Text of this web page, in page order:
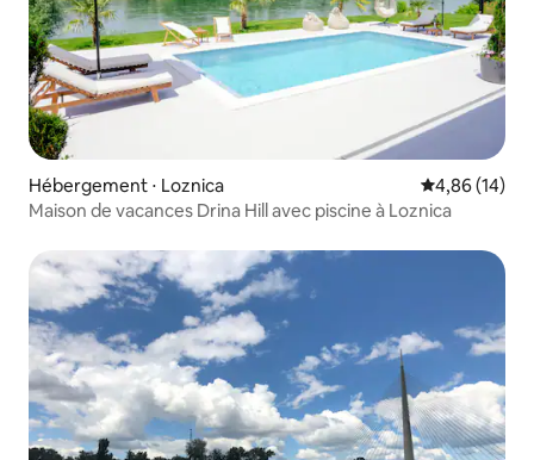
Hébergement ⋅ Loznica Évaluation
4,86 (14)
Maison de vacances Drina Hill avec piscine à Loznica